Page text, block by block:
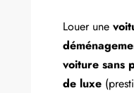
Louer une
voiture sans
de luxe